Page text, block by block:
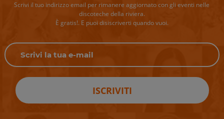
Scrivi il tuo indirizzo email per rimanere aggiornato con gli eventi nelle
discoteche della riviera.
È gratis!. E puoi disiscriverti quando vuoi.
ISCRIVITI